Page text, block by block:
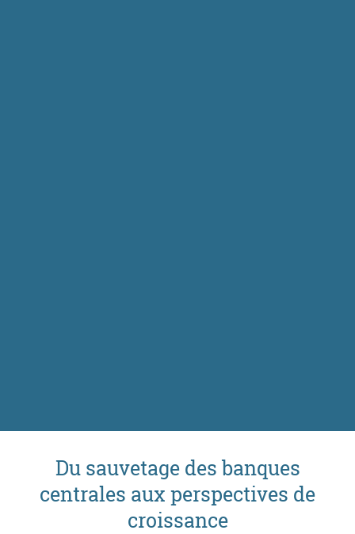
Du sauvetage des banques
centrales aux perspectives de
croissance